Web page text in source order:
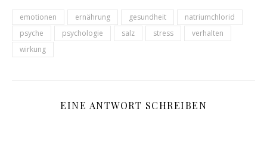
emotionen ernährung gesundheit
natriumchlorid
psyche
psychologie salz stress
verhalten
wirkung
EINE ANTWORT SCHREIBEN